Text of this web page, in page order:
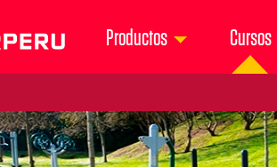
Productos Cursos